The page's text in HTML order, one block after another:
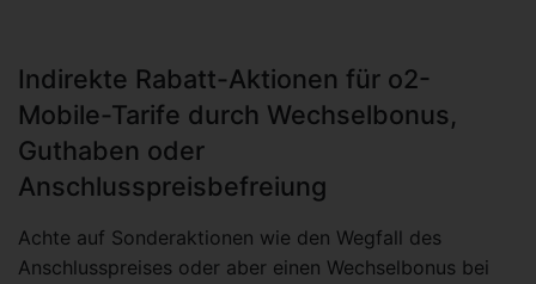
Indirekte Rabatt-Aktionen für o2-
Mobile-Tarife durch Wechselbonus,
Guthaben oder
Anschlusspreisbefreiung
Achte auf Sonderaktionen wie den Wegfall des
Anschlusspreises oder aber einen Wechselbonus bei